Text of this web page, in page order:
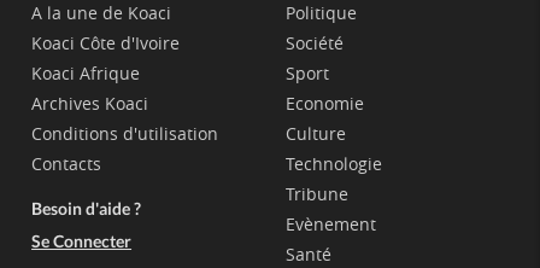
A la une de Koaci
Koaci Côte d'Ivoire
Koaci Afrique
Archives Koaci
Conditions d'utilisation
Contacts
Besoin d'aide ?
Se Connecter
Politique
Société
Sport
Economie
Culture
Technologie
Tribune
Evènement
Santé